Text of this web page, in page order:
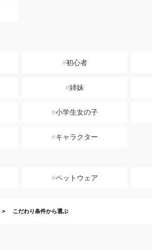
初心者
姉妹
小学生女の子
キャラクター
ペットウェア
こだわり条件から選ぶ